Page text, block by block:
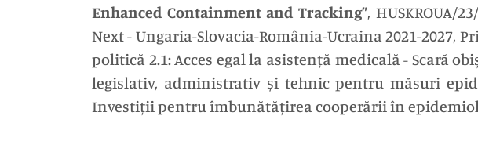
Enhanced Containment and Tracking”, HUSKROUA/
Next - Ungaria-Slovacia-România-Ucraina 2021-2027,
politică 2.1: Acces egal la asistență medicală - Scară
legislativ, administrativ și tehnic pentru măsuri
Investiții pentru îmbunătățirea cooperării în